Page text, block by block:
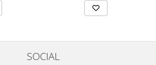
SOCIAL